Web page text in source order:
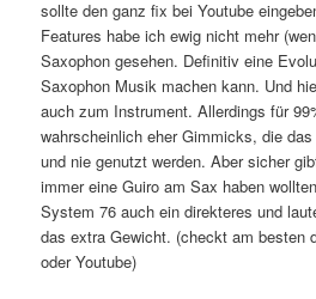
sollte den ganz fix bei Youtube
Features habe ich ewig nicht mehr
Saxophon gesehen. Definitiv eine
Saxophon Musik machen kann. Und
auch zum Instrument. Allerdings für
wahrscheinlich eher Gimmicks, die
und nie genutzt werden. Aber sicher
immer eine Guiro am Sax haben
System 76 auch ein direkteres und
das extra Gewicht. (checkt am besten
oder Youtube)